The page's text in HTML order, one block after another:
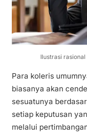
Ilustrasi
Para koleris
biasanya akan
sesuatunya
setiap keputusan
melalui